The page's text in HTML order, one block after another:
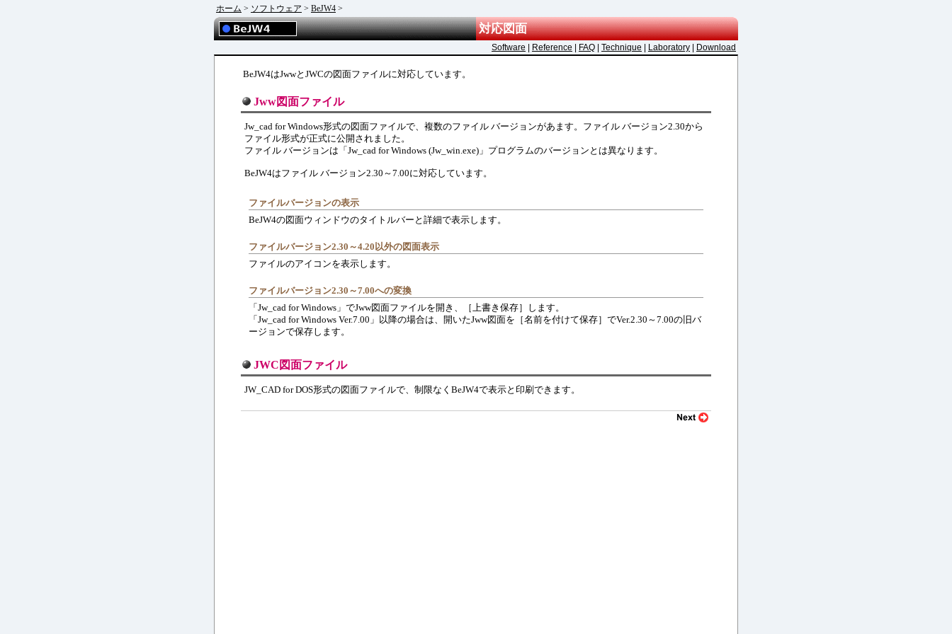
ホーム > ソフトウェア > BeJW4 >
対応図面
Software Reference FAQ Technique Laboratory Download
BeJW4はJwwとJWCの図面ファイルに対応しています。
Jww図面ファイル
Jw_cad for Windows形式の図面ファイルで、複数のファイル バージョンがあます。ファイル バージョン2.30から
ファイル形式が正式に公開されました。
ファイル バージョンは「Jw_cad for Windows (Jw_win.exe)」プログラムのバージョンとは異なります。
BeJW4はファイル バージョン2.30～7.00に対応しています。
ファイルバージョンの表示
BeJW4の図面ウィンドウのタイトルバーと詳細で表示します。
ファイルバージョン2.30～4.20以外の図面表示
ファイルのアイコンを表示します。
ファイルバージョン2.30～7.00への変換
「Jw_cad for Windows」でJww図面ファイルを開き、［上書き保存］します。
「Jw_cad for Windows Ver.7.00」以降の場合は、開いたJww図面を［名前を付けて保存］でVer.2.30～7.00の旧バ
ージョンで保存します。
JWC図面ファイル
JW_CAD for DOS形式の図面ファイルで、制限なくBeJW4で表示と印刷できます。